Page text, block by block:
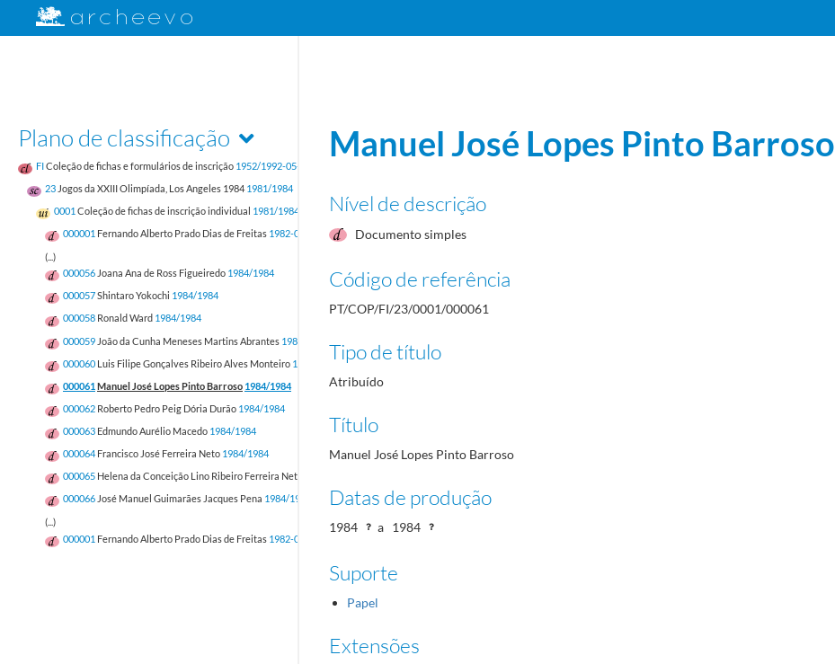
Plano de classificação
FIColeção de fichas e formulários de inscrição 1952/1992-05-17
23 Jogos da XXIII Olimpíada, Los Angeles 1984 1981/1984
0001 Coleção de fichas de inscrição individual 1981/1984
000001 Fernando Alberto Prado Dias de Freitas 1982-05-12/1982-05-12
(...)
000056 Joana Ana de Ross Figueiredo 1984/1984
000057Shintaro Yokochi 1984/1984
000058 Ronald Ward 1984/1984
000059 João da Cunha Meneses Martins Abrantes 1984/1984
000060 Luis Filipe Gonçalves Ribeiro Alves Monteiro 1984/1984
000061 Manuel José Lopes Pinto Barroso 1984/1984
000062 Roberto Pedro Peig Dória Durão 1984/1984
000063 Edmundo Aurélio Macedo 1984/1984
000064 Francisco José Ferreira Neto 1984/1984
000065 Helena da Conceição Lino Ribeiro Ferreira Neto
000066 José Manuel Guimarães Jacques Pena 1984/1984
(...)
000001 Fernando Alberto Prado Dias de Freitas 1982-05-12/1982-05-12
Manuel José Lopes Pinto Barroso
Nível de descrição
Documento simples
Código de referência
PT/COP/FI/23/0001/000061
Tipo de título
Atribuído
Título
Manuel José Lopes Pinto Barroso
Datas de produção
1984 a 1984
Suporte
Papel
Extensões